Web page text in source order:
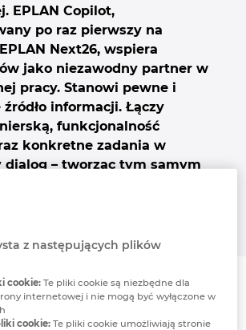
EPLAN Copilot,
po raz pierwszy na
Next26, wspiera
jako niezawodny partner w
pracy. Stanowi pewne i
informacji. Łączy
funkcjonalność
konkretne zadania w
– tworząc tym samym
spójność i lepsze
decyzji dla
z następujących plików
cookie:Te pliki cookie są niezbędne dla
internetowej i nie mogą być wyłączone w
cookie:Te pliki cookie umożliwiają stronie